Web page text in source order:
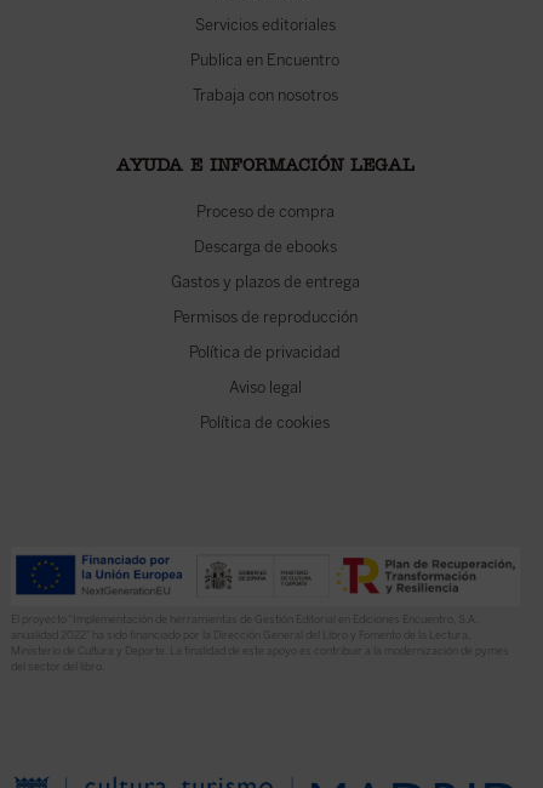
Servicios editoriales
Publica en Encuentro
Trabaja con nosotros
AYUDA E INFORMACIÓN LEGAL
Proceso de compra
Descarga de ebooks
Gastos y plazos de entrega
Permisos de reproducción
Política de privacidad
Aviso legal
Política de cookies
El proyecto “Implementación de herramientas de Gestión Editorial en Ediciones Encuentro, S.A.
anualidad 2022” ha sido financiado por la Dirección General del Libro y Fomento de la Lectura,
Ministerio de Cultura y Deporte. La finalidad de este apoyo es contribuir a la modernización de pymes
del sector del libro.